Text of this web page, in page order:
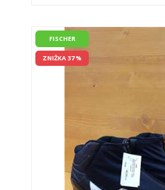
FISCHER
ZNIŻKA 37 %